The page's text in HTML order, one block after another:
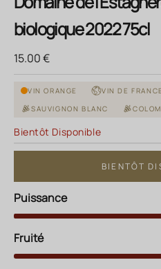
biologique 2022 75cl
Prix de vente
15.00 €
VIN ORANGE VIN DE FRANCE
SAUVIGNON BLANC
Bientôt Disponible
BIENTÔT
Puissance
Fruité